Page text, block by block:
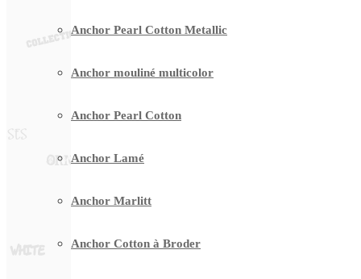
Anchor Pearl Cotton Metallic
Anchor mouliné multicolor
Anchor Pearl Cotton
Anchor Lamé
Anchor Marlitt
Anchor Cotton à Broder